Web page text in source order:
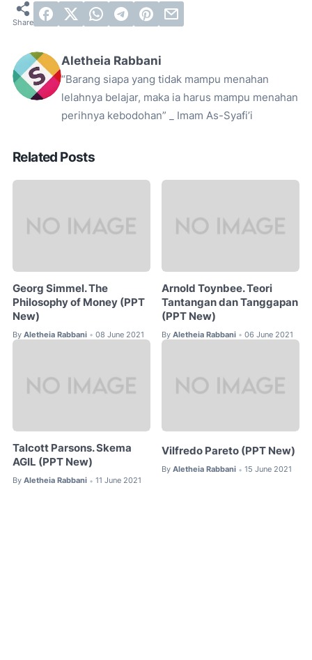
Aletheia Rabbani
“Barang siapa yang tidak mampu menahan
lelahnya belajar, maka ia harus mampu menahan
perihnya kebodohan” _ Imam As-Syafi’i
Related Posts
Georg Simmel. The
Philosophy of Money (PPT
New)
By Aletheia Rabbani • 08 June 2021
Arnold Toynbee. Teori
Tantangan dan Tanggapan
(PPT New)
By Aletheia Rabbani • 06 June 2021
Talcott Parsons. Skema
AGIL (PPT New)
By Aletheia Rabbani • 11 June 2021
Vilfredo Pareto (PPT New)
By Aletheia Rabbani • 15 June 2021